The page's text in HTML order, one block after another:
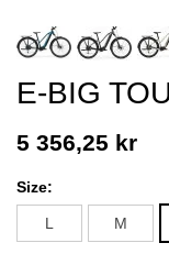
E-BIG
5 356,25 kr
Size:
L M